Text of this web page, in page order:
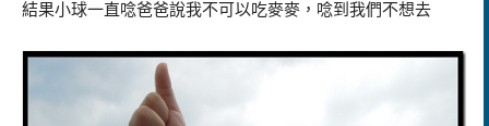
結果小球一直唸爸爸說我不可以吃麥麥，唸到我們不想去